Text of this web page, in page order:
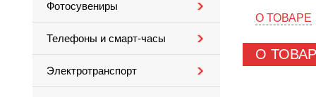
Фотосувениры
Телефоны и смарт-часы
Электротранспорт
О ТОВАРЕ
О